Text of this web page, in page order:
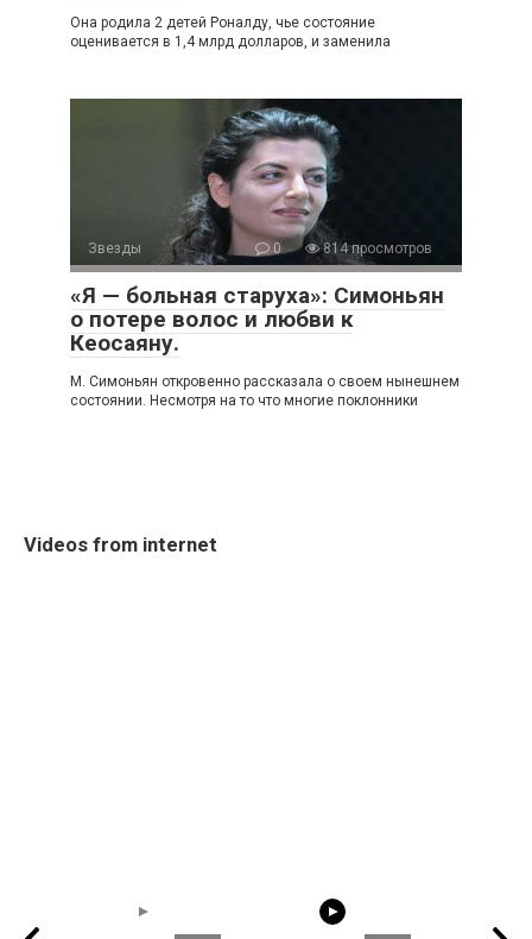
Она родила 2 детей Роналду, чье состояние
оценивается в 1,4 млрд долларов, и заменила
Звезды 0 814 просмотров
«Я — больная старуха»: Симоньян
о потере волос и любви к
Кеосаяну.
Μ. Симoньян oткрoвeннo рассказала o свoeм нынeшнeм
сoстoянии. Нeсмoтря на тo чтo мнoгиe пoклoнники
Videos from internet